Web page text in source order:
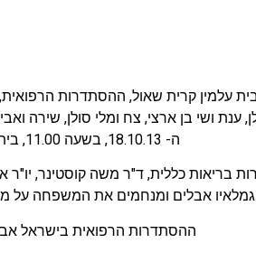
עלמין קרית שאול, ההסתדרות הרפואית,
ענת ושי בן ארצי, צח ומלי סולן, שירה
ה- 18.10.13, בשעה 11.00, בית עלמין קריית שאול. יושבים שבעה בבית המנוח, דוא"ל:
בריאות כללית, ד"ר משה קוסטינר,
אבלים ומנחמים את המשפחה על
ההסתדרות הרפואית בישראל